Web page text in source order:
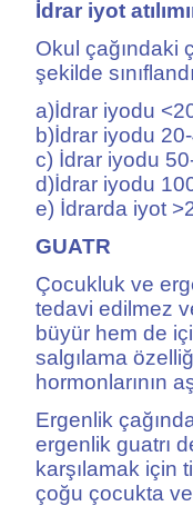
İdrar iyot
Okul çağındaki
şekilde
a)İdrar iyodu
b)İdrar iyodu
c) İdrar iyodu
d)İdrar iyodu
e) İdrarda iyot
GUATR
Çocukluk ve
tedavi edilmez
büyür hem de
salgılama
hormonlarının
Ergenlik
ergenlik guatrı
karşılamak için
çoğu çocukta